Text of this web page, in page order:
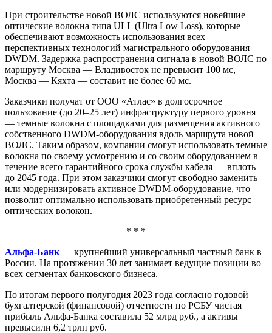
При строительстве новой ВОЛС используются новейшие
оптические волокна типа ULL (Ultra Low Loss), которые
обеспечивают возможность использования всех
перспективных технологий магистрального оборудования
DWDM. Задержка распространения сигнала в новой ВОЛС по
маршруту Москва — Владивосток не превысит 100 мс,
Москва — Кяхта — составит не более 60 мс.
Заказчики получат от ООО «Атлас» в долгосрочное
пользование (до 20–25 лет) инфраструктуру первого уровня
— темные волокна с площадками для размещения активного
собственного DWDM-оборудования вдоль маршрута новой
ВОЛС. Таким образом, компании смогут использовать темные
волокна по своему усмотрению и со своим оборудованием в
течение всего гарантийного срока службы кабеля — вплоть
до 2045 года. При этом заказчики смогут свободно заменить
или модернизировать активное DWDM-оборудование, что
позволит оптимально использовать приобретенный ресурс
оптических волокон.
* * *
Альфа-Банк — крупнейший универсальный частный банк в
России. На протяжении 30 лет занимает ведущие позиции во
всех сегментах банковского бизнеса.
По итогам первого полугодия 2023 года согласно годовой
бухгалтерской (финансовой) отчетности по РСБУ чистая
прибыль Альфа-Банка составила 52 млрд руб., а активы
превысили 6,2 трлн руб.